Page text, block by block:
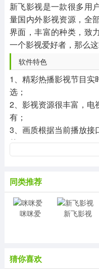
新飞影视是一款很多用
量国内外影视资源，全
界面，丰富的种类，致
一个影视爱好者，那么
软件特色
1、精彩热播影视节目
选；
2、影视资源很丰富，电
有；
3、画质根据当前播放
的；
4、播放速度非常快，
小编评价
这是款很不错的手机免
视资源，包含的电视
就能轻松在线观看。
同类推荐
咪咪爱 新飞影视
猜你喜欢